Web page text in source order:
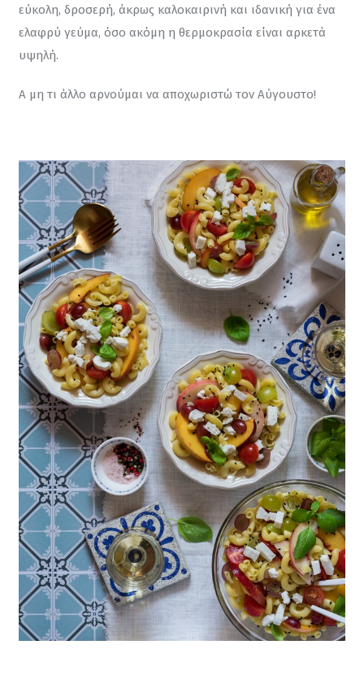
εύκολη, δροσερή, άκρως καλοκαιρινή και ιδανική για ένα
ελαφρύ γεύμα, όσο ακόμη η θερμοκρασία είναι αρκετά
υψηλή.
Α μη τι άλλο αρνούμαι να αποχωριστώ τον Αύγουστο!